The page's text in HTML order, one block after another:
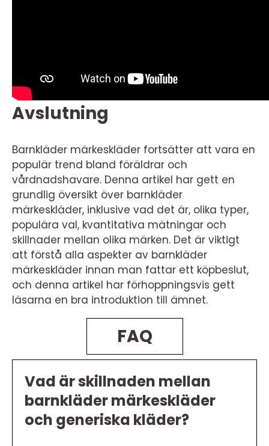
Avslutning
Barnkläder märkeskläder fortsätter att vara en
populär trend bland föräldrar och
vårdnadshavare. Denna artikel har gett en
grundlig översikt över barnkläder
märkeskläder, inklusive vad det är, olika typer,
populära val, kvantitativa mätningar och
skillnader mellan olika märken. Det är viktigt
att förstå alla aspekter av barnkläder
märkeskläder innan man fattar ett köpbeslut,
och denna artikel har förhoppningsvis gett
läsarna en bra introduktion till ämnet.
FAQ
Vad är skillnaden mellan
barnkläder märkeskläder
och generiska kläder?